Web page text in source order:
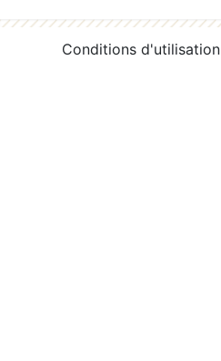
Conditions d'utilisation